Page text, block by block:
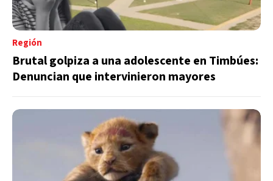
Región
Brutal golpiza a una adolescente en Timbúes:
Denuncian que intervinieron mayores